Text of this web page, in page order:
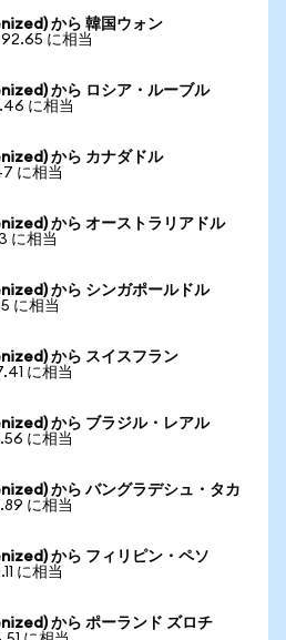
から 韓国ウォン
に相当
から ロシア・ルーブル
に相当
から カナダドル
に相当
から オーストラリアドル
に相当
から シンガポールドル
に相当
から スイスフラン
に相当
から ブラジル・レアル
に相当
から バングラデシュ・タカ
に相当
から フィリピン・ペソ
に相当
から ポーランド ズロチ